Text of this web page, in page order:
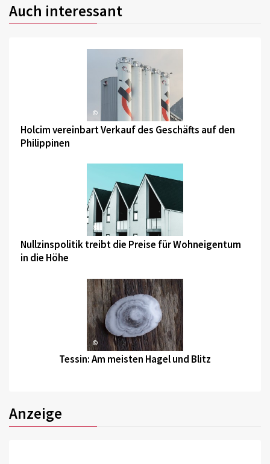
Auch interessant
©
Holcim vereinbart Verkauf des Geschäfts auf den
Philippinen
©
Nullzinspolitik treibt die Preise für Wohneigentum
in die Höhe
©
Tessin: Am meisten Hagel und Blitz
Anzeige